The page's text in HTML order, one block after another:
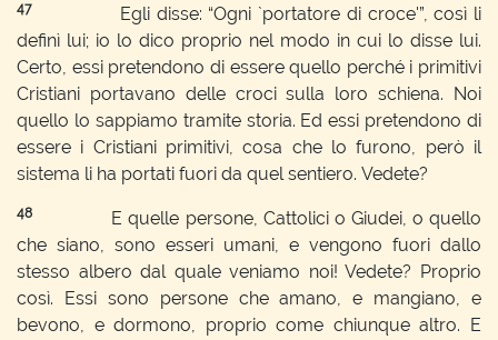
47
Egli disse: “Ogni `portatore di croce'”, così li
definì lui; io lo dico proprio nel modo in cui lo disse lui.
Certo, essi pretendono di essere quello perché i primitivi
Cristiani portavano delle croci sulla loro schiena. Noi
quello lo sappiamo tramite storia. Ed essi pretendono di
essere i Cristiani primitivi, cosa che lo furono, però il
sistema li ha portati fuori da quel sentiero. Vedete?
48
E quelle persone, Cattolici o Giudei, o quello
che siano, sono esseri umani, e vengono fuori dallo
stesso albero dal quale veniamo noi! Vedete? Proprio
così. Essi sono persone che amano, e mangiano, e
bevono, e dormono, proprio come chiunque altro. E